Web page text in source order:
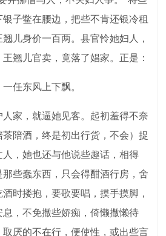
子鳖在腰边，把些不肯还银冷租
儿身价一百两。县官怜她妇人，
翘儿官卖，竟落了娼家。正是：
任东风上下飘。
家，就逼她见客。起初羞得不奈
陪酒，终是初出行货，不会）捉
，她也还与他说些趣话，相得
些蠢东西，只会得酣酒行房，舍
时搂抱，要歌要唱，摸手摸脚，
，不免撒些娇痴，倚懒撒懒待
厌的不在行，便使性，或出些言